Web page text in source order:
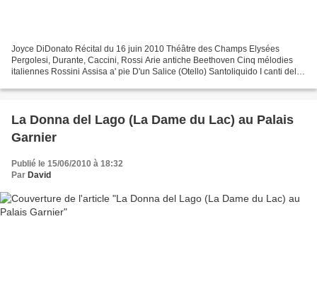
Joyce DiDonato Récital du 16 juin 2010 Théâtre des Champs Elysées
Pergolesi, Durante, Caccini, Rossi Arie antiche Beethoven Cinq mélodies
italiennes Rossini Assisa a' pie D'un Salice (Otello) Santoliquido I canti della
La Donna del Lago (La Dame du Lac) au Palais
Garnier
Publié le 15/06/2010 à 18:32
Par David